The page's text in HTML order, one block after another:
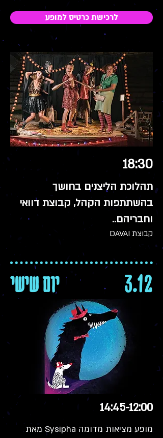
לרכישת כרטיס למופע
18:30
תהלוכת הליצנים בחושך
בהשתתפות הקהל, קבוצת דוואי
וחבריהם..
קבוצת DAVAI
יום שישי 3.12
14:45-12:00
מופע מציאות מדומה Sysipha מאת